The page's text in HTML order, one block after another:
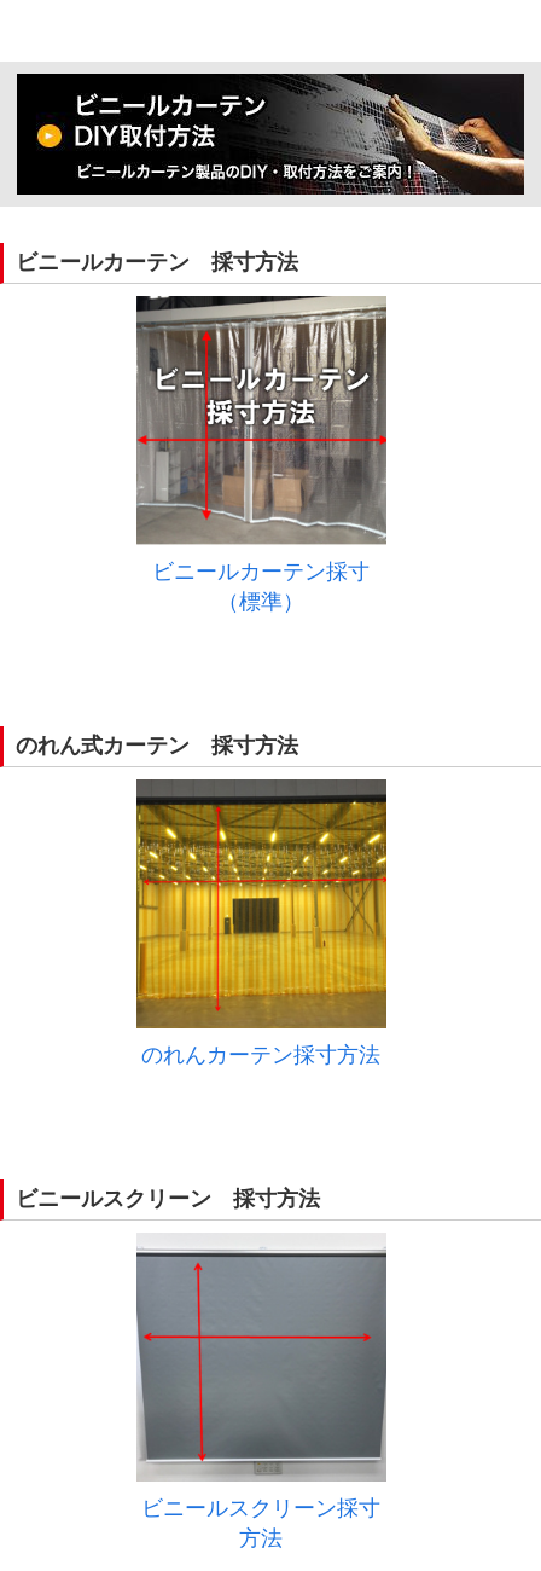
ビニールカーテン 採寸方法
ビニールカーテン採寸
（標準）
のれん式カーテン 採寸方法
のれんカーテン採寸方法
ビニールスクリーン 採寸方法
ビニールスクリーン採寸
方法